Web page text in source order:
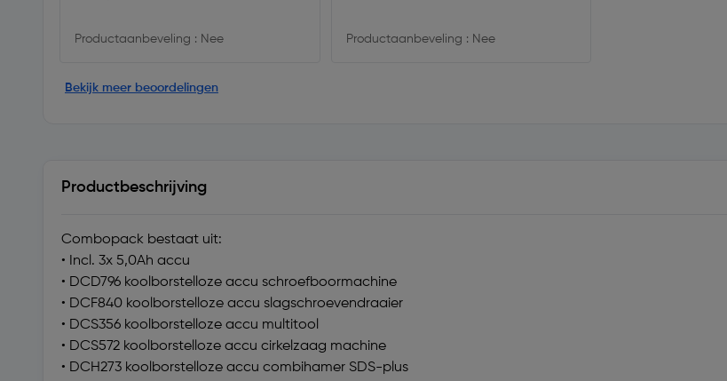
Productaanbeveling : Nee Productaanbeveling : Nee
Bekijk meer beoordelingen
Productbeschrijving
Combopack bestaat uit:
• Incl. 3x 5,0Ah accu
• DCD796 koolborstelloze accu schroefboormachine
• DCF840 koolborstelloze accu slagschroevendraaier
• DCS356 koolborstelloze accu multitool
• DCS572 koolborstelloze accu cirkelzaag machine
• DCH273 koolborstelloze accu combihamer SDS-plus